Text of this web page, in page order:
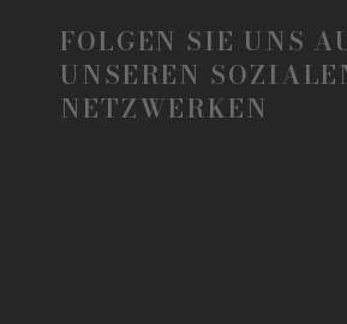
FOLGEN SIE UNS
UNSEREN
NETZWERKEN